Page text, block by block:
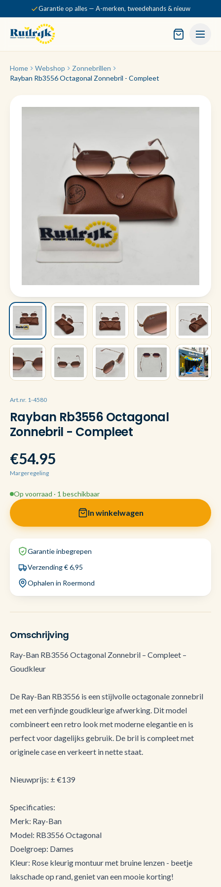
Garantie op alles — A-merken, tweedehands & nieuw
Home Webshop
Zonnebrillen
Rayban Rb3556 Octagonal Zonnebril - Compleet
Art.nr. 1-4580
Rayban Rb3556 Octagonal
Zonnebril - Compleet
€54.95
Margeregeling
Op voorraad · 1 beschikbaar
In winkelwagen
Garantie inbegrepen
Verzending € 6,95
Ophalen in Roermond
Omschrijving
Ray-Ban RB3556 Octagonal Zonnebril – Compleet –
Goudkleur
De Ray-Ban RB3556 is een stijlvolle octagonale zonnebril
met een verfijnde goudkleurige afwerking. Dit model
combineert een retro look met moderne elegantie en is
perfect voor dagelijks gebruik. De bril is compleet met
originele case en verkeert in nette staat.
Nieuwprijs: ± €139
Specificaties:
Merk: Ray-Ban
Model: RB3556 Octagonal
Doelgroep: Dames
Kleur: Rose kleurig montuur met bruine lenzen - beetje
lakschade op rand, geniet van een mooie korting!